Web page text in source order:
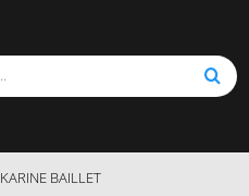
KARINE BAILLET